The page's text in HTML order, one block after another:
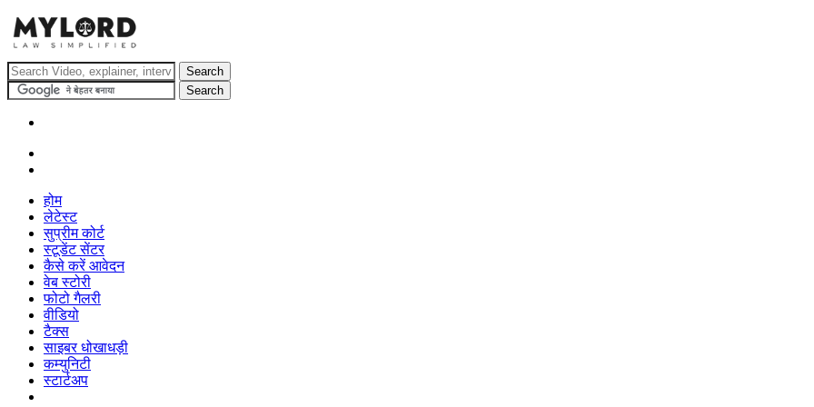
होम
लेटेस्ट
सुप्रीम कोर्ट
स्टूडेंट सेंटर
कैसे करें आवेदन
वेब स्टोरी
फोटो गैलरी
वीडियो
टैक्स
साइबर धोखाधड़ी
कम्युनिटी
स्टार्टअप